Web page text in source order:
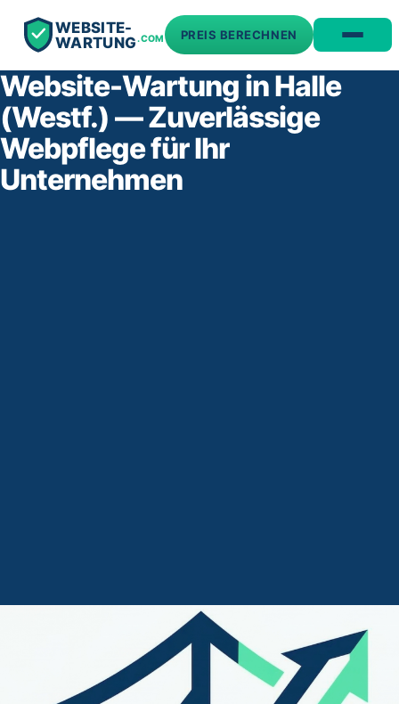
WEBSITE-
WARTUNG.COM PREIS BERECHNEN
Website-Wartung in Halle
(Westf.) — Zuverlässige
Webpflege für Ihr
Unternehmen